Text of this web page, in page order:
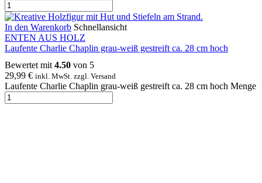
In den Warenkorb Schnellansicht
ENTEN AUS HOLZ
Laufente Charlie Chaplin grau-weiß gestreift ca. 28 cm hoch
Bewertet mit 4.50 von 5
29,99 € inkl. MwSt. zzgl. Versand
Laufente Charlie Chaplin grau-weiß gestreift ca. 28 cm hoch Menge